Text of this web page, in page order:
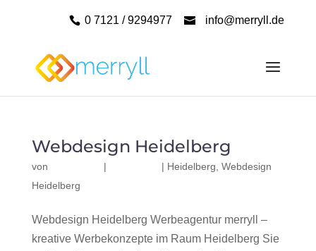
0 7121 / 9294977 info@merryll.de
Webdesign Heidelberg
von | | Heidelberg Webdesign
Heidelberg
Webdesign Heidelberg Werbeagentur merryll –
kreative Werbekonzepte im Raum Heidelberg Sie